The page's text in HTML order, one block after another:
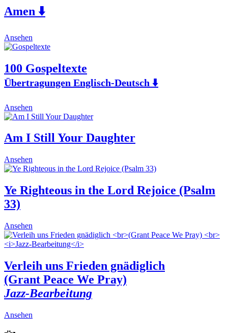
Amen ⬇️
Ansehen
product
multiple
variants.
The
be
chosen
the
100 Gospeltexte
Übertragungen Englisch-Deutsch ⬇️
Ansehen
product
multiple
variants.
options
may
chosen
on
page
Am I Still Your Daughter
Ansehen
product
multiple
variants.
be
chosen
on
the
product
page
Ye Righteous in the Lord Rejoice (Psalm
33)
Ansehen
product
has
variants.
The
options
may
be
on
Verleih uns Frieden gnädiglich
(Grant Peace We Pray)
Jazz-Bearbeitung
Ansehen